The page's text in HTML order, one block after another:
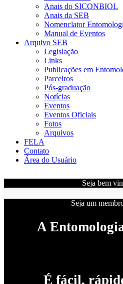
Anais do SICONBIOL
Anais da SEB
Nomenclator
Manual de Eventos
Arquivo SEB
Legislação
Links
Publicações em
Parceiros
Pós-graduação
Notícias
Eventos
Eventos Oficiais
Fotos
Arquivos
FELA
Contato
Área do Usuário
Seja bem
Seja um
A
É fácil,